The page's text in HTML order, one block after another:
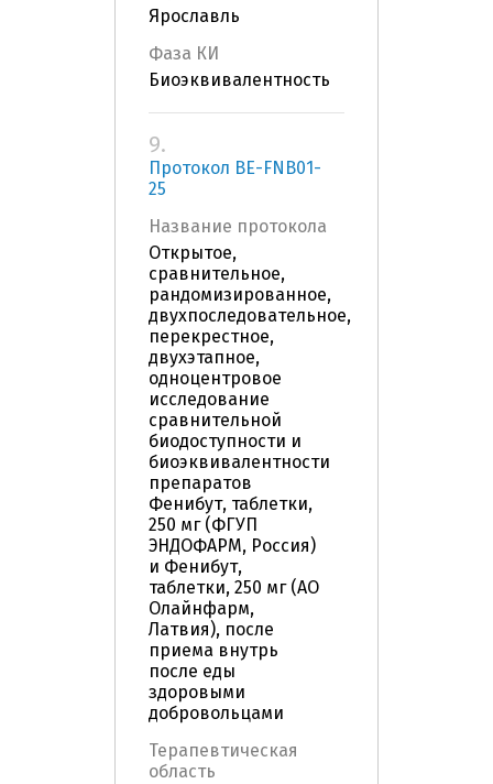
Ярославль
Фаза КИ
Биоэквивалентность
9.
Протокол BE-FNB01-
25
Название протокола
Открытое,
сравнительное,
рандомизированное,
двухпоследовательное,
перекрестное,
двухэтапное,
одноцентровое
исследование
сравнительной
биодоступности и
биоэквивалентности
препаратов
Фенибут, таблетки,
250 мг (ФГУП
ЭНДОФАРМ, Россия)
и Фенибут,
таблетки, 250 мг (АО
Олайнфарм,
Латвия), после
приема внутрь
после еды
здоровыми
добровольцами
Терапевтическая
область